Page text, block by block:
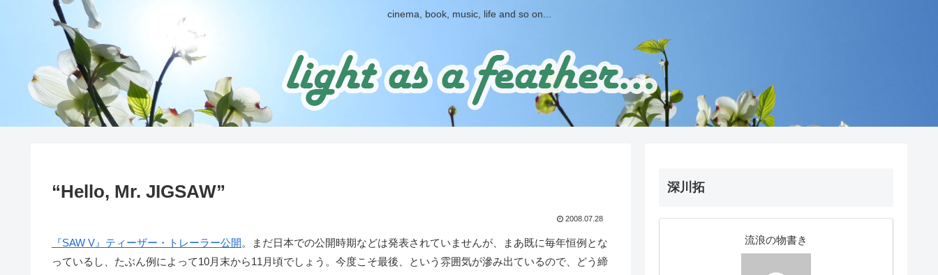
cinema, book, music, life and so on...
“Hello, Mr. JIGSAW”
2008.07.28
『SAW V』ティーザー・トレーラー公開。まだ日本での公開時期などは発表されていませんが、まあ既に毎年恒例とな
っているし、たぶん例によって10月末から11月頃でしょう。今度こそ最後、という雰囲気が滲み出ているので、どう締
深川拓
流浪の物書き